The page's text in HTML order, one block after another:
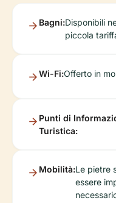
Bagni:Disponibili
piccola
Wi-Fi:Offerto in
Punti di
Turistica:
Mobilità:Le pietre
essere